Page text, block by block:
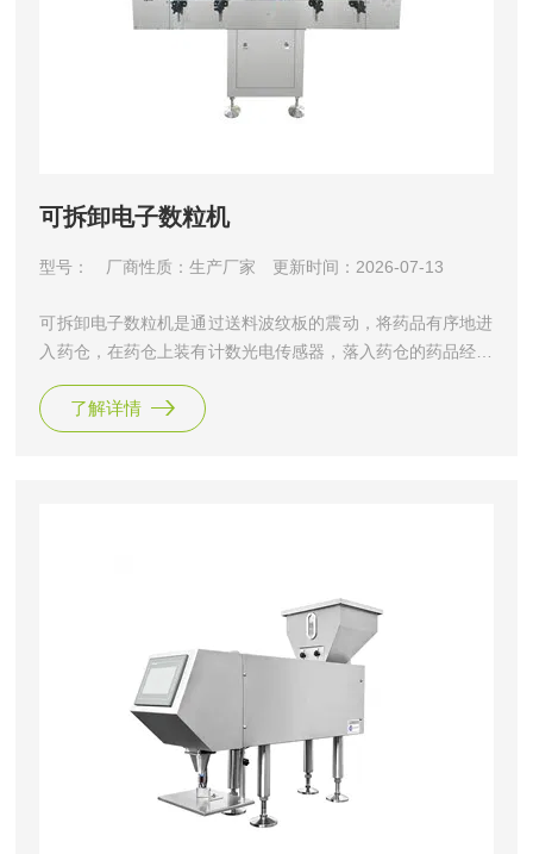
可拆卸电子数粒机
型号： 厂商性质：生产厂家 更新时间：2026-07-13
可拆卸电子数粒机是通过送料波纹板的震动，将药品有序地进
入药仓，在药仓上装有计数光电传感器，落入药仓的药品经光
了解详情